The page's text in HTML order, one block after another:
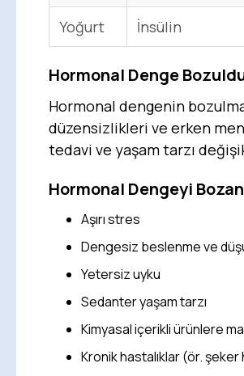
Yoğurt İnsülin
Hormonal Denge
Hormonal dengenin
düzensizlikleri ve erken
tedavi ve yaşam tarzı
Hormonal Dengeyi
Aşırı stres
Dengesiz beslenme ve
Yetersiz uyku
Sedanter yaşam tarzı
Kimyasal içerikli ürünlere
Kronik hastalıklar (ör.